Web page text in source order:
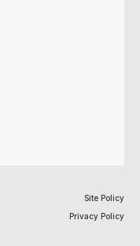
Site Policy
Privacy Policy